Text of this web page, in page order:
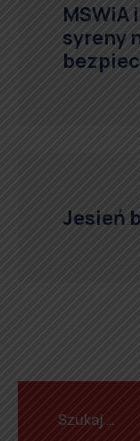
syreny
Jesień